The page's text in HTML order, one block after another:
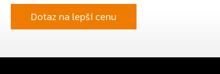
Dotaz na lepší cenu